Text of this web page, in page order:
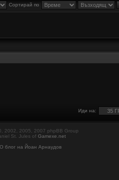
Сортирай по
Иди на:
2002, 2005, 2007 phpBB Group
St. Jules of Gamexe.net
блог на Йоан Арнаудов